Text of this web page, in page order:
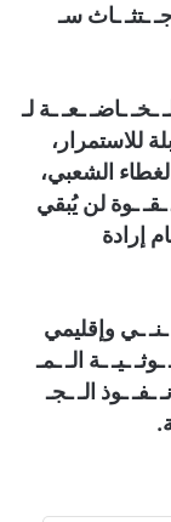
ـتثـ ـاث سـ
ـاضـ ـعـ ـة لـ
للاستمرار،
الشعبي،
ـوة لن يُبقي
إرادة
ـي وإقليمي
ـيـ ـة الـ ـمـ
ـوذ الـ ـجـ